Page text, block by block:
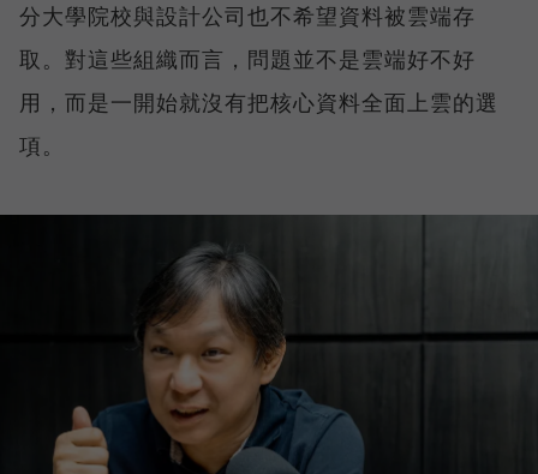
分大學院校與設計公司也不希望資料被雲端存
取。對這些組織而言，問題並不是雲端好不好
用，而是一開始就沒有把核心資料全面上雲的選
項。